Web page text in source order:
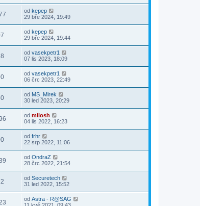
od kepep
29 bře 2024, 19:49
od kepep
29 bře 2024, 19:44
od vasekpetr1
07 lis 2023, 18:09
od vasekpetr1
06 črc 2023, 22:49
od MS_Mirek
30 led 2023, 20:29
od milosh
04 lis 2022, 16:23
od frhr
22 srp 2022, 11:06
od OndraZ
28 črc 2022, 21:54
od Securetech
31 led 2022, 15:52
od Astra - R@SAG